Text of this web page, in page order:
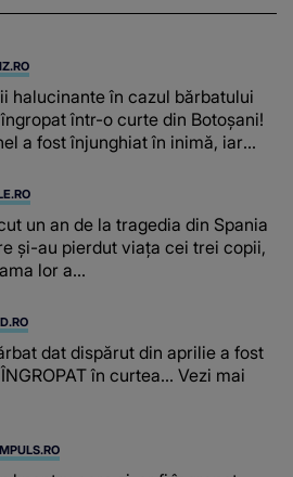
halucinante în cazul bărbatului
într-o curte din Botoșani!
a fost înjunghiat în inimă, iar
un an de la tragedia din Spania
și-au pierdut viața cei trei copii,
lor a…
dat dispărut din aprilie a fost
în curtea... Vezi mai